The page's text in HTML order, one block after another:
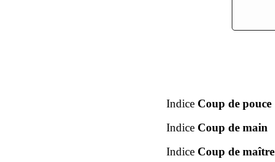
Indice Coup de pouce
Indice Coup de main
Indice Coup de maître